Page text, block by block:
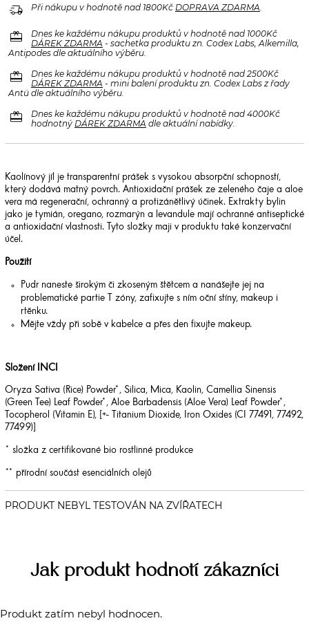
delivery_truck_speed Při nákupu v hodnotě nad 1800Kč DOPRAVA ZDARMA.
redeem
Dnes ke každému nákupu produktů v hodnotě nad 1000Kč
DÁREK ZDARMA - sachetka produktu zn. Codex Labs, Alkemilla,
Antipodes dle aktuálního výběru.
redeem
Dnes ke každému nákupu produktů v hodnotě nad 2500Kč
DÁREK ZDARMA - mini balení produktu zn. Codex Labs z řady
Antü dle aktuálního výběru.
redeem
Dnes ke každému nákupu produktů v hodnotě nad 4000Kč
hodnotný DÁREK ZDARMA dle aktuální nabídky.
Kaolínový jíl je transparentní prášek s vysokou absorpční schopností,
který dodává matný povrch. Antioxidační prášek ze zeleného čaje a aloe
vera má regenerační, ochranný a protizánětlivý účinek. Extrakty bylin
jako je tymián, oregano, rozmarýn a levandule mají ochranné antiseptické
a antioxidační vlastnosti. Tyto složky maji v produktu také konzervační
účel.
Použití
Pudr naneste širokým či zkoseným štětcem a nanášejte jej na
problematické partie T zóny, zafixujte s ním oční stíny, makeup i
rtěnku.
Mějte vždy při sobě v kabelce a přes den fixujte makeup.
Složení INCI
Oryza Sativa (Rice) Powder*, Silica, Mica, Kaolin, Camellia Sinensis
(Green Tee) Leaf Powder*, Aloe Barbadensis (Aloe Vera) Leaf Powder*,
Tocopherol (Vitamin E), [+- Titanium Dioxide, Iron Oxides (CI 77491, 77492,
77499)]
* složka z certifikované bio rostlinné produkce
** přírodní součást esenciálních olejů
Jak produkt hodnotí zákazníci
Produkt zatím nebyl hodnocen.